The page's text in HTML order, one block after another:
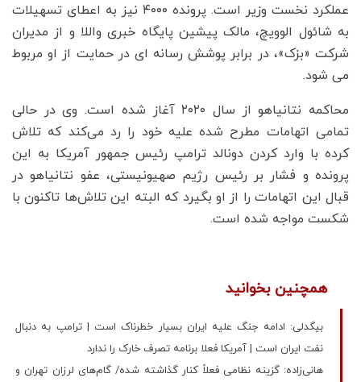
عملکرد نخست وزیر است. پرونده ۴۰۰۰ نیز به اعطای تسهیلات
به شائول الوویچ، مالک پیشین پایگاه خبری واللا و از مدیران
شرکت «بزک»، در برابر پوشش رسانه ای در حمایت از او مربوط
می شود.
محاکمه نتانیاهو از سال ۲۰۲۰ آغاز شده است. وی در حالی
تمامی اتهامات مطرح شده علیه خود را رد می‌کند که تلاش
کرده با وارد کردن دونالد ترامپ رئیس جمهور آمریکا به این
پرونده و فشار بر رئیس رژیم صهیونیستی، عفو نتانیاهو در
قبال این اتهامات را از او بگیرد که البته این تلاش‌ها تاکنون با
شکست مواجه شده است.
همچنین بخوانید
بیگدلی: ادامه جنگ علیه ایران بسیار خطرناک است | ترامپ به دنبال
نفت ایران است | آمریکا فعلا برنامه تصرف خارک را ندارد
هانی‌زاده: گزینه نظامی فعلاً کنار گذاشته شده/ گام‌های لرزان تهران و